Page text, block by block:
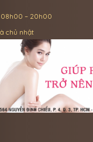
08h00 – 20h00
chủ nhật